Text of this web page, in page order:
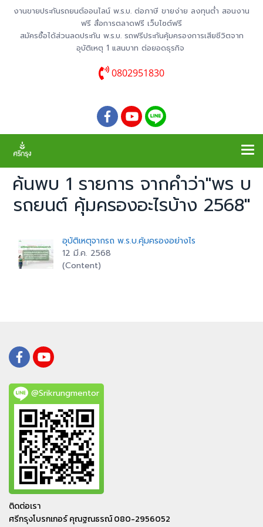
งานขายประกันรถยนต์ออนไลน์ พ.ร.บ. ต่อภาษี ขายง่าย ลงทุนต่ำ สอนงาน
ฟรี สื่อการตลาดฟรี เว็บไซต์ฟรี
สมัครซื้อได้ส่วนลดประกัน พ.ร.บ. รถฟรีประกันคุ้มครองการเสียชีวิตจาก
อุบัติเหตุ 1 แสนบาท ต่อยอดธุรกิจ
0802951830
ค้นพบ 1 รายการ จากคำว่า"พร บ
รถยนต์ คุ้มครองอะไรบ้าง 2568"
อุบัติเหตุจากรถ พ.ร.บ.คุ้มครองอย่างไร
12 มี.ค. 2568
(Content)
@Srikrungmentor
ติดต่อเรา
ศรีกรุงโบรกเกอร์ คุณฐณธรณ์ 080-2956052